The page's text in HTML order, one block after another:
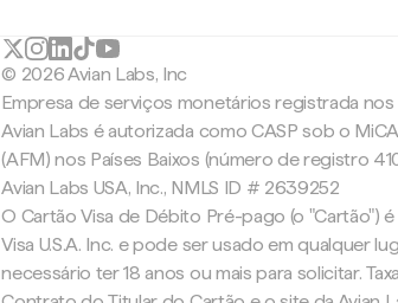
© 2026 Avian Labs, Inc
Empresa de serviços monetários registrada
Avian Labs é autorizada como CASP sob o
(AFM) nos Países Baixos (número de registro
Avian Labs USA, Inc., NMLS ID # 2639252
O Cartão Visa de Débito Pré-pago (o "Cartão")
Visa U.S.A. Inc. e pode ser usado em qualquer
necessário ter 18 anos ou mais para solicitar.